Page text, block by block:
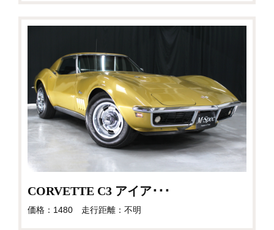
CORVETTE C3 アイア･･･
価格：1480 走行距離：不明